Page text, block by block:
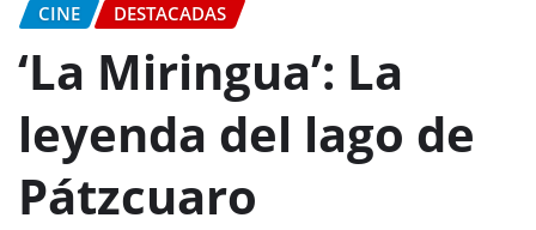
CINE DESTACADAS
‘La Miringua’: La
leyenda del lago de
Pátzcuaro